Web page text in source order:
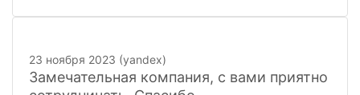
23 ноября 2023 (yandex)
Замечательная компания, с вами приятно